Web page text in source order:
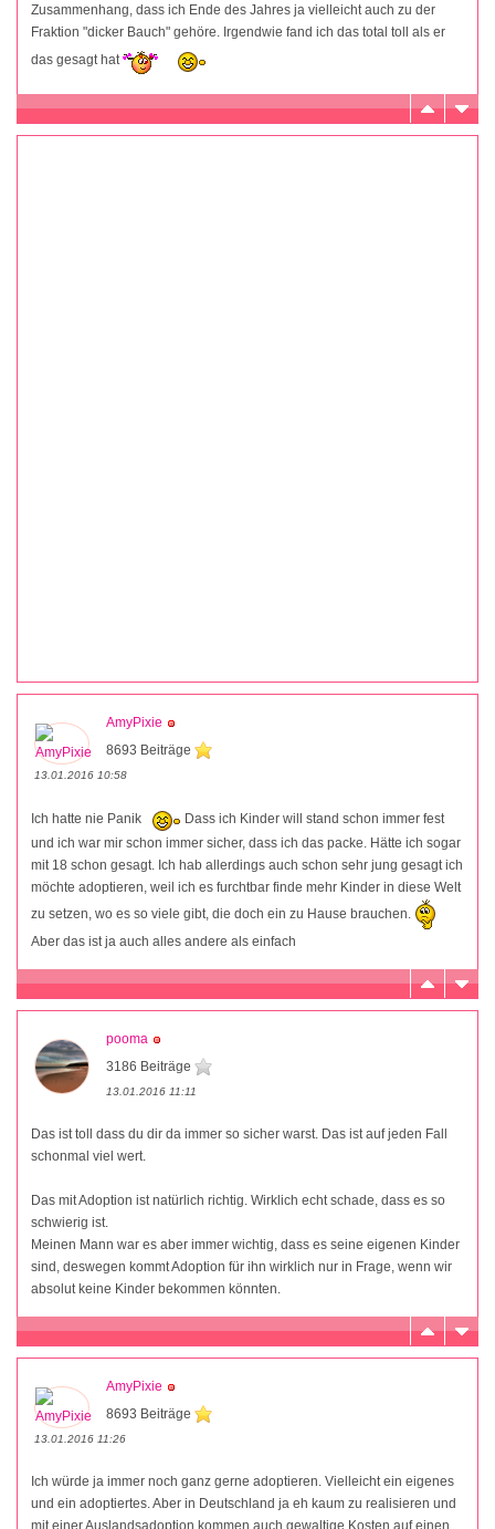
Zusammenhang, dass ich Ende des Jahres ja vielleicht auch zu der
Fraktion "dicker Bauch" gehöre. Irgendwie fand ich das total toll als er
das gesagt hat
AmyPixie
8693 Beiträge
13.01.2016 10:58
Ich hatte nie Panik
Dass ich Kinder will stand schon immer fest
und ich war mir schon immer sicher, dass ich das packe. Hätte ich sogar
mit 18 schon gesagt. Ich hab allerdings auch schon sehr jung gesagt ich
möchte adoptieren, weil ich es furchtbar finde mehr Kinder in diese Welt
zu setzen, wo es so viele gibt, die doch ein zu Hause brauchen.
Aber das ist ja auch alles andere als einfach
pooma
3186 Beiträge
13.01.2016 11:11
Das ist toll dass du dir da immer so sicher warst. Das ist auf jeden Fall
schonmal viel wert.
Das mit Adoption ist natürlich richtig. Wirklich echt schade, dass es so
schwierig ist.
Meinen Mann war es aber immer wichtig, dass es seine eigenen Kinder
sind, deswegen kommt Adoption für ihn wirklich nur in Frage, wenn wir
absolut keine Kinder bekommen könnten.
AmyPixie
8693 Beiträge
13.01.2016 11:26
Ich würde ja immer noch ganz gerne adoptieren. Vielleicht ein eigenes
und ein adoptiertes. Aber in Deutschland ja eh kaum zu realisieren und
mit einer Auslandsadoption kommen auch gewaltige Kosten auf einen